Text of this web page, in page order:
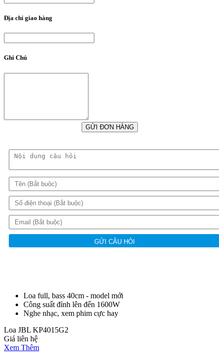
Địa chỉ giao hàng
Ghi Chú
GỬI ĐƠN HÀNG
GỬI CÂU HỎI
Loa full, bass 40cm - model mới
Công suất đỉnh lên đến 1600W
Nghe nhạc, xem phim cực hay
Loa JBL KP4015G2
Giá liên hệ
Xem Thêm